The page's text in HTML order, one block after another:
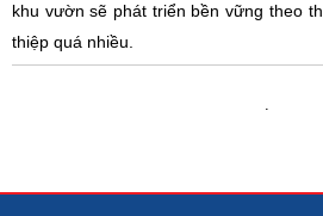
khu vườn sẽ phát triển bền vững theo
thiệp quá nhiều.
.